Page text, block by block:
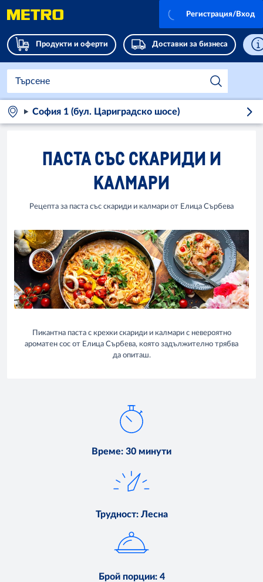
Продукти и оферти Доставки за бизнеса
Регистрация/Вход
София 1 (бул. Цариградско шосе)
ПАСТА СЪС СКАРИДИ И
КАЛМАРИ
Рецепта за паста със скариди и калмари от Елица Сърбева
Пикантна паста с крехки скариди и калмари с невероятно
ароматен сос от Елица Сърбева, която задължително трябва
да опиташ.
Време: 30 минути
Трудност: Лесна
Брой порции: 4